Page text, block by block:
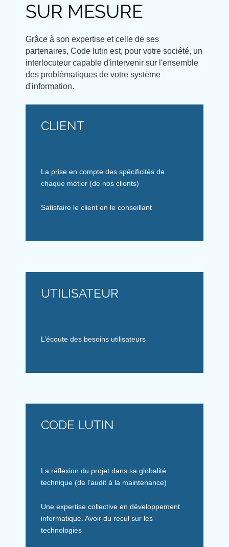
SUR MESURE
Grâce à son expertise et celle de ses
partenaires, Code lutin est, pour votre société, un
interlocuteur capable d'intervenir sur l'ensemble
des problématiques de votre système
d'information.
CLIENT
La prise en compte des spécificités de
chaque métier (de nos clients)
Satisfaire le client en le conseillant
UTILISATEUR
L’écoute des besoins utilisateurs
CODE LUTIN
La réflexion du projet dans sa globalité
technique (de l’audit à la maintenance)
Une expertise collective en développement
informatique. Avoir du recul sur les
technologies